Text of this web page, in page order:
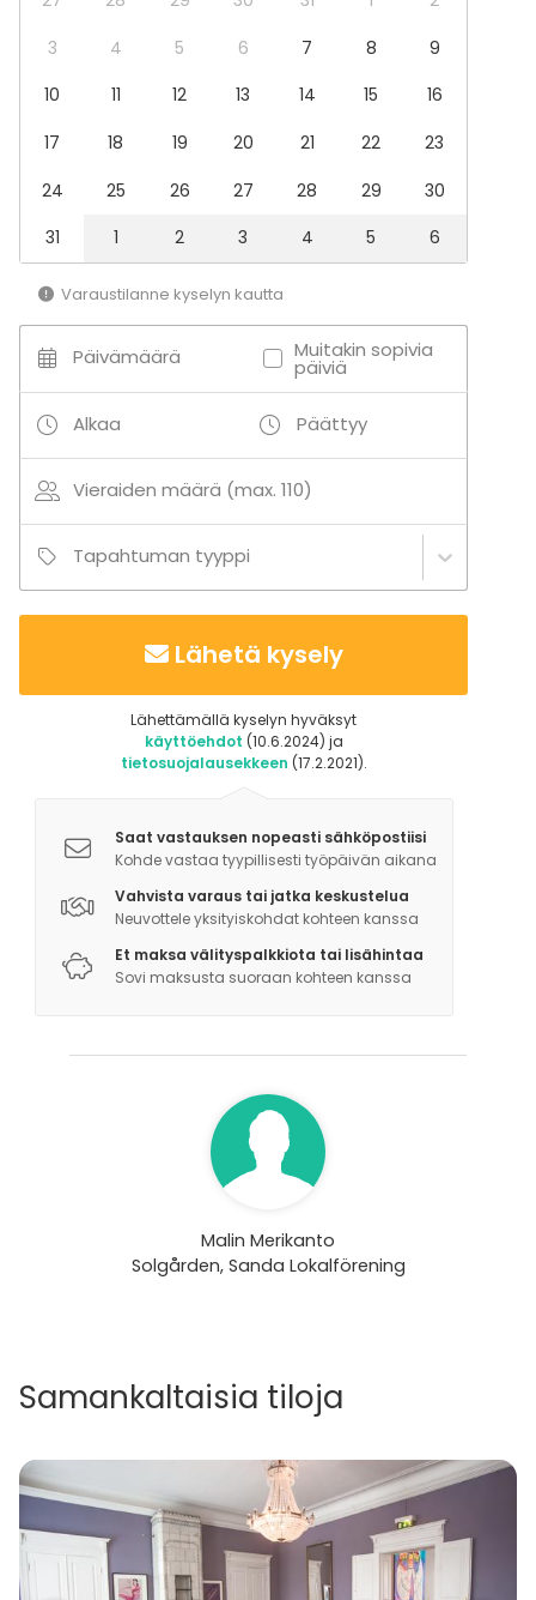
Illallinen / lounas
Seminaari / konferenssi
Business / Corporate Event
Team building / Recreation
Tilatyypit
Juhlasali
Conference space
Board room
Aktiviteetit
Ulkoilu
Uinti
Veneily
Bardisk (flyttbar)
Porslin, glas och bestick för ca 80 pers
Köksredskap/utrustning
Foajé med galgar
Mindre grönområden finns runt byggnaden samt
Fotbollsplan/stor gräsyta finns att tillgå på andra
sidan vägen (ej professionell)
Motionsspår finns i närheten samt möjlighet för
Båtbrygga finns i närheten (ca 5 min promenad)
3
4 5 6 7 8
9
10
11 12 13 14 15
16
17
18 19 20 21 22
23
24
25 26 27 28 29
30
31
1 2 3 4 5 6
Varaustilanne kyselyn kautta
Päivämäärä Muitakin sopivia
päiviä
Alkaa Päättyy
Vieraiden määrä (max. 110)
Tapahtuman tyyppi
Lähetä kysely
Lähettämällä kyselyn hyväksyt
käyttöehdot (10.6.2024) ja
tietosuojalausekkeen (17.2.2021).
Saat vastauksen nopeasti sähköpostiisi
Kohde vastaa tyypillisesti työpäivän aikana
Vahvista varaus tai jatka keskustelua
Neuvottele yksityiskohdat kohteen kanssa
Et maksa välityspalkkiota tai lisähintaa
Sovi maksusta suoraan kohteen kanssa
Malin Merikanto
Solgården, Sanda Lokalförening
Samankaltaisia tiloja